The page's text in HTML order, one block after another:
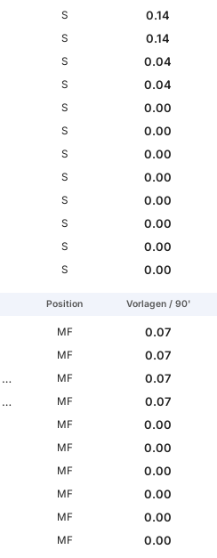
S
0.14
S
0.14
S
0.04
S
0.04
S
0.00
S
0.00
S
0.00
S
0.00
S
0.00
S
0.00
S
0.00
S 0.00
Position Vorlagen / 90'
MF
0.07
MF
0.07
MF
0.07
MF
0.07
MF
0.00
MF
0.00
MF
0.00
MF
0.00
MF
0.00
MF
0.00